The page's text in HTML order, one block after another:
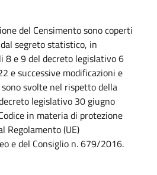
del Censimento sono coperti
segreto statistico, in
e 9 del decreto legislativo 6
e successive modificazioni e
svolte nel rispetto della
legislativo 30 giugno
in materia di protezione
Regolamento (UE)
e del Consiglio n. 679/2016.